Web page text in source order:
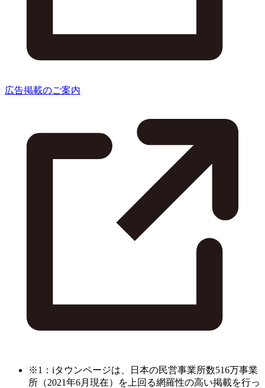
広告掲載のご案内
※1：iタウンページは、日本の民営事業所数516万事業
所（2021年6月現在）を上回る網羅性の高い掲載を行っ